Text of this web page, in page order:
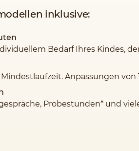
inklusive:
Bedarf Ihres Kindes,
Anpassungen
Probestunden* und